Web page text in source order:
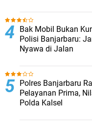
Bak Mobil Bukan
Polisi Banjarbaru:
Nyawa di Jalan
Polres Banjarbaru
Pelayanan Prima,
Polda Kalsel